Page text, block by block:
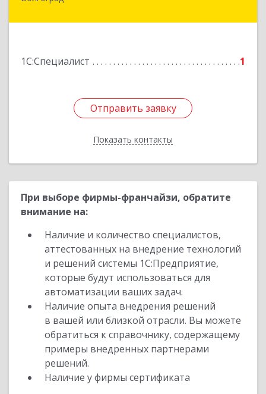
1С:Специалист 1
Отправить заявку
Показать контакты
Отправить заявку
Назад
При выборе фирмы-франчайзи, обратите
внимание на:
Наличие и количество специалистов,
аттестованных на внедрение технологий
и решений системы 1С:Предприятие,
которые будут использоваться для
автоматизации ваших задач.
Наличие опыта внедрения решений
в вашей или близкой отрасли. Вы можете
обратиться к справочнику, содержащему
примеры внедренных партнерами
решений.
Наличие у фирмы сертификата